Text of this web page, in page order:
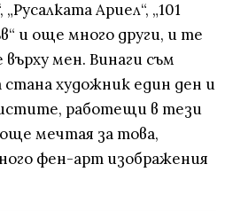
Ариел“, „101
и още много други, и те
върху мен. Винаги съм
художник един ден и
работещи в тези
мечтая за това,
фен-арт изображения